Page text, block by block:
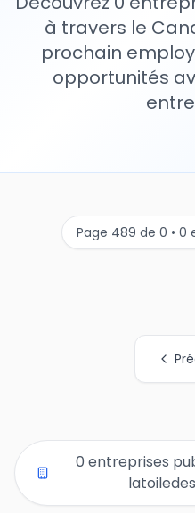
à travers le
prochain
opportunités
Page 489 de 0 •
0 entreprises